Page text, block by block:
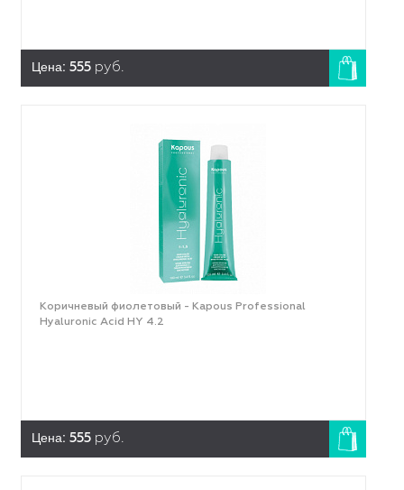
Цена: 555 руб.
Коричневый фиолетовый - Kapous Professional
Hyaluronic Acid HY 4.2
Цена: 555 руб.